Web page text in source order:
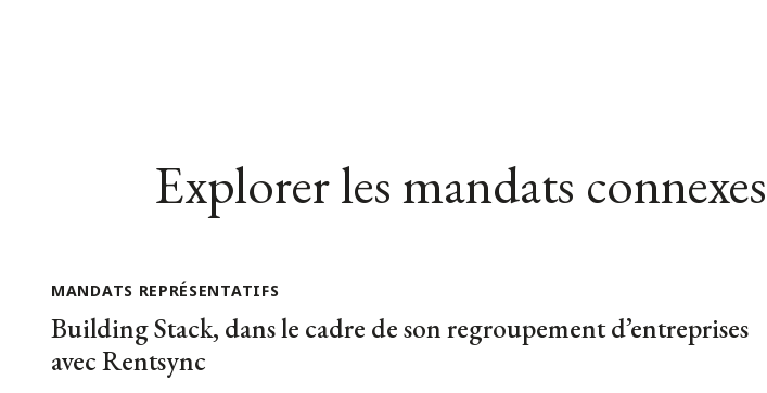
Explorer les mandats connexes
MANDATS REPRÉSENTATIFS
Building Stack, dans le cadre de son regroupement d’entreprises
avec Rentsync